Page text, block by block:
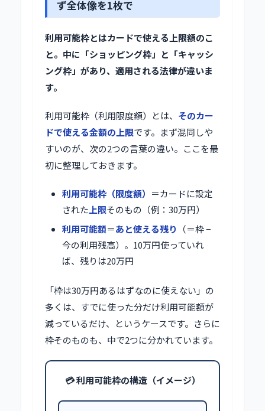
ず全体像を1枚で
利用可能枠とはカードで使える上限額のこ
と。中に「ショッピング枠」と「キャッシ
ング枠」があり、適用される法律が違いま
す。
利用可能枠（利用限度額）とは、 そのカー
ドで使える金額の上限です。まず混同しや
すいのが、次の2つの言葉の違い。ここを最
初に整理しておきます。
利用可能枠（限度額） ＝カードに設定
された 上限そのもの（例：30万円）
利用可能額＝あと使える残り
（＝枠 −
今の利用残高）。10万円使っていれ
ば、残りは20万円
「枠は30万円あるはずなのに使えない」の
多くは、すでに使った分だけ利用可能額が
減っているだけ、というケースです。さらに
枠そのものも、中で2つに分かれています。
💳 利用可能枠の構造（イメージ）